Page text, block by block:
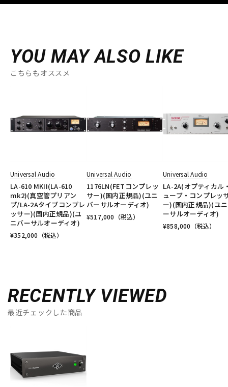
YOU MAY ALSO LIKE
こちらもオススメ
Universal Audio
LA-610 MKII(LA-610
mk2)(真空管プリアン
プ/LA-2Aタイプコンプレ
ッサー)(国内正規品)(ユ
ニバーサルオーディオ)
¥352,000 （税込）
Universal Audio
1176LN(FETコンプレッ
サー)(国内正規品)(ユニ
バーサルオーディオ)
¥517,000 （税込）
Universal Audio
LA-2A(オプティカル
ューブ・コンプレッ
ー)(国内正規品)(ユ
ーサルオーディオ)
¥858,000 （税込）
RECENTLY VIEWED
最近チェックした商品